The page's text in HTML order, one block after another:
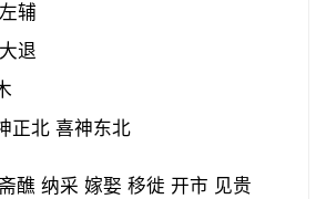
辅
退
正北 喜神东北
醮 纳采 嫁娶 移徙 开市 见贵